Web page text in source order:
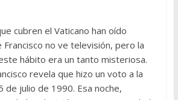
cubren el Vaticano han oído
no ve televisión, pero la
hábito era un tanto misteriosa.
revela que hizo un voto a la
de julio de 1990. Esa noche,